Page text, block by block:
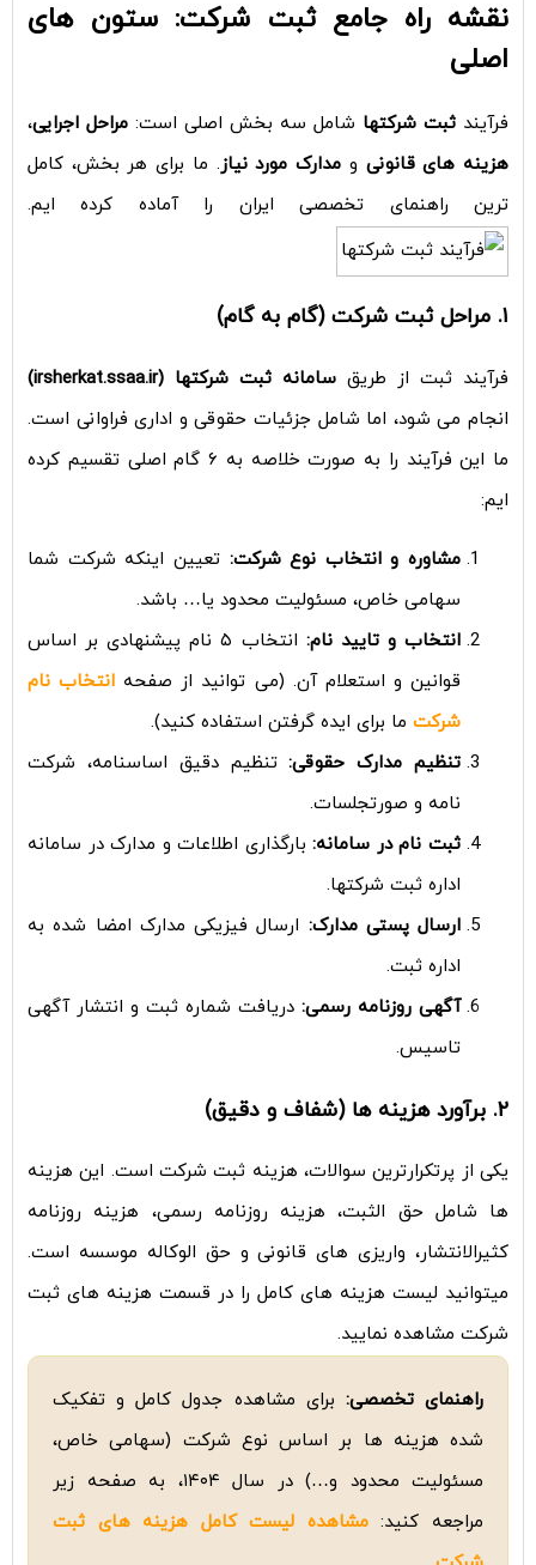
نقشه راه جامع ثبت شرکت: ستون های
اصلی
فرآیند ثبت شرکتها شامل سه بخش اصلی است: مراحل اجرایی،
هزینه های قانونی و مدارک مورد نیاز. ما برای هر بخش، کامل
ترین راهنمای تخصصی ایران را آماده کرده ایم.
۱. مراحل ثبت شرکت (گام به گام)
فرآیند ثبت از طریق سامانه ثبت شرکتها (irsherkat.ssaa.ir)
انجام می شود، اما شامل جزئیات حقوقی و اداری فراوانی است.
ما این فرآیند را به صورت خلاصه به ۶ گام اصلی تقسیم کرده
ایم:
مشاوره و انتخاب نوع شرکت: تعیین اینکه شرکت شما
سهامی خاص، مسئولیت محدود یا… باشد.
انتخاب و تایید نام:
انتخاب ۵ نام پیشنهادی بر اساس
قوانین و استعلام آن. (می توانید از صفحه انتخاب نام
شرکت ما برای ایده گرفتن استفاده کنید).
تنظیم مدارک حقوقی:تنظیم دقیق اساسنامه، شرکت
نامه و صورتجلسات.
ثبت نام در سامانه:بارگذاری اطلاعات و مدارک در سامانه
اداره ثبت شرکتها.
ارسال پستی مدارک: ارسال فیزیکی مدارک امضا شده به
اداره ثبت.
آگهی روزنامه رسمی: دریافت شماره ثبت و انتشار آگهی
تاسیس.
۲. برآورد هزینه ها (شفاف و دقیق)
یکی از پرتکرارترین سوالات، هزینه ثبت شرکت است. این هزینه
ها شامل حق الثبت، هزینه روزنامه رسمی، هزینه روزنامه
کثیرالانتشار، واریزی های قانونی و حق الوکاله موسسه است.
میتوانید لیست هزینه های کامل را در قسمت هزینه های ثبت
شرکت مشاهده نمایید.
راهنمای تخصصی: برای مشاهده جدول کامل و تفکیک
شده هزینه ها بر اساس نوع شرکت (سهامی خاص،
مسئولیت محدود و…) در سال ۱۴۰۴، به صفحه زیر
مراجعه کنید:مشاهده لیست کامل هزینه های ثبت